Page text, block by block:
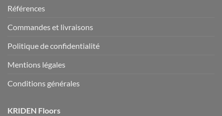
Références
Commandes et livraisons
Politique de confidentialité
Mentions légales
Conditions générales
KRIDEN Floors